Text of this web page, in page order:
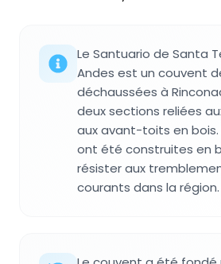
Le Santuario de Santa
Andes est un couvent
déchaussées à
deux sections reliées
aux avant-toits en bois.
ont été construites en
résister aux
courants dans la région.